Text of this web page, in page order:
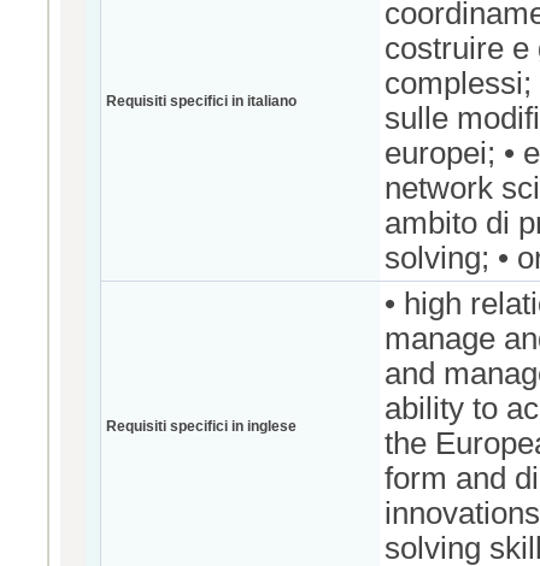
Requisiti specifici in italiano
costruire e
complessi;
sulle
europei; •
network
ambito di
solving; •
Requisiti specifici in inglese
• high
manage
and
ability to
the
form and
solving